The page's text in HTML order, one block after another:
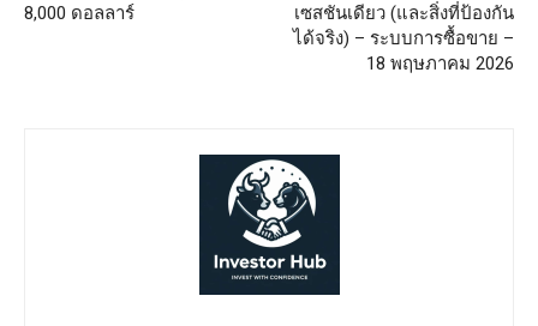
8,000 ดอลลาร์
เซสชันเดียว (และสิ่งที่ป้องกัน
ได้จริง) – ระบบการซื้อขาย –
18 พฤษภาคม 2026